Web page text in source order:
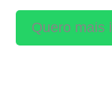
Quero mais